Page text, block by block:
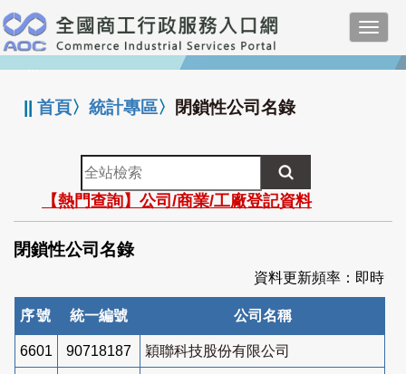
跳
到
主
要
:::
||首頁〉統計專區〉 閉鎖性公司名錄
全
站
檢
索
【熱門查詢】公司/商業/工廠登記資料
閉鎖性公司名錄
資料更新頻率：即時
序號 統一編號 公司名稱
6601 90718187 穎聯科技股份有限公司